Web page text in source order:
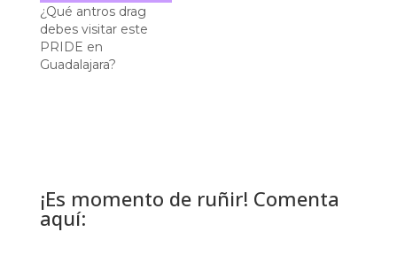
¿Qué antros drag
debes visitar este
PRIDE en
Guadalajara?
¡Es momento de ruñir! Comenta
aquí: